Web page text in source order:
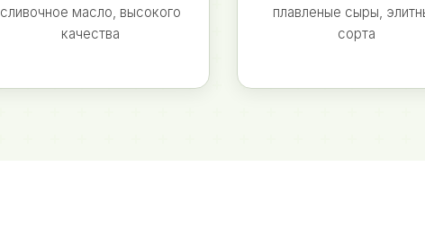
сливочное масло, высокого
качества
плавленые сыры,
сорта